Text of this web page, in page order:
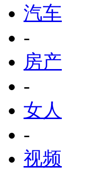
汽车
-
房产
-
女人
-
视频